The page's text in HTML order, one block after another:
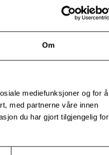
Om
mediefunksjoner og for å
med partnerne våre innen
du har gjort tilgjengelig for